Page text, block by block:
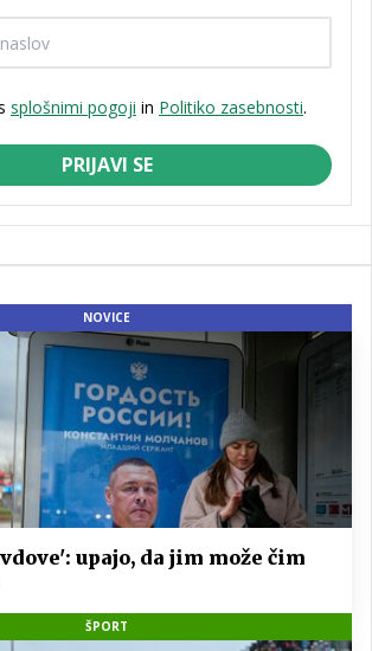
splošnimi pogoji in Politiko zasebnosti.
PRIJAVI SE
NOVICE
upajo, da jim može čim
ŠPORT